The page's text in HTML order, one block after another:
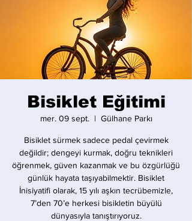
Bisiklet Eğitimi
mer. 09 sept.
  |
Gülhane Parkı
Bisiklet sürmek sadece pedal çevirmek
değildir; dengeyi kurmak, doğru teknikleri
öğrenmek, güven kazanmak ve bu özgürlüğü
günlük hayata taşıyabilmektir. Bisiklet
İnisiyatifi olarak, 15 yılı aşkın tecrübemizle,
7’den 70’e herkesi bisikletin büyülü
dünyasıyla tanıştırıyoruz.